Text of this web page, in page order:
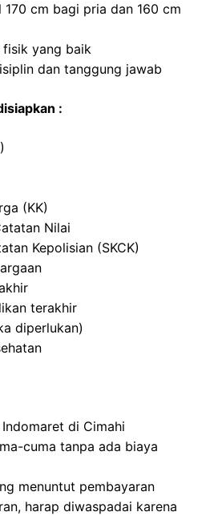
cm bagi pria dan 160 cm
fisik yang baik
dan tanggung jawab
:
(KK)
Nilai
Kepolisian (SKCK)
terakhir
diperlukan)
di Cimahi
cuma tanpa ada biaya
menuntut pembayaran
harap diwaspadai karena